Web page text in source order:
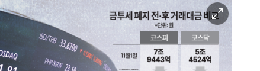
이
미
지
확